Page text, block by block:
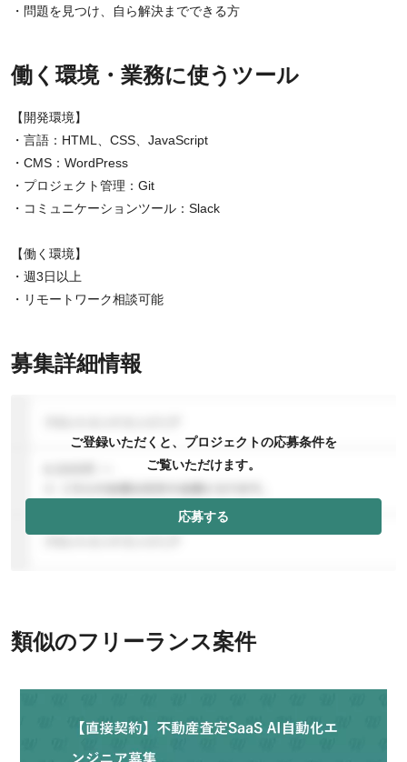
・問題を見つけ、自ら解決までできる方
働く環境・業務に使うツール
【開発環境】
・言語：HTML、CSS、JavaScript
・CMS：WordPress
・プロジェクト管理：Git
・コミュニケーションツール：Slack
【働く環境】
・週3日以上
・リモートワーク相談可能
募集詳細情報
ご登録いただくと、プロジェクトの応募条件を
ご覧いただけます。
応募する
類似のフリーランス案件